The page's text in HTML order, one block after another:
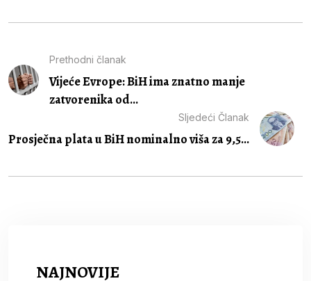
Prethodni članak
Vijeće Evrope: BiH ima znatno manje
zatvorenika od...
Sljedeći Članak
Prosječna plata u BiH nominalno viša za 9,5...
NAJNOVIJE